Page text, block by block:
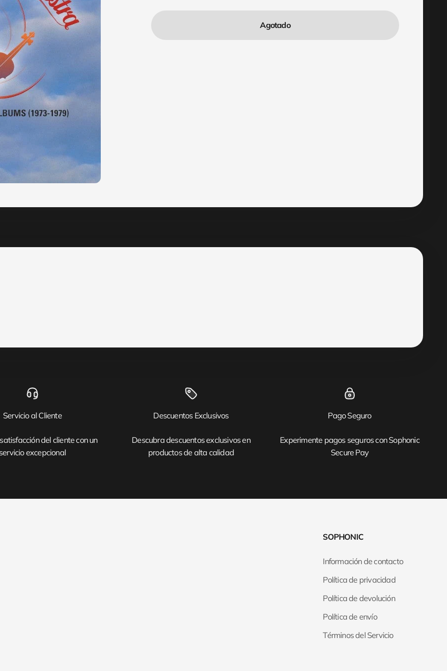
Agotado
Servicio al Cliente
del cliente con un
excepcional
Descuentos Exclusivos
Descubra descuentos exclusivos en
productos de alta calidad
Pago Seguro
Experimente pagos seguros con Sophonic
Secure Pay
SOPHONIC
Información de contacto
Política de privacidad
Política de devolución
Política de envío
Términos del Servicio